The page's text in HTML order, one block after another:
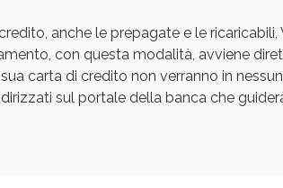
anche le prepagate e le ricaricabili,
con questa modalità, avviene
carta di credito non verranno in
sul portale della banca che